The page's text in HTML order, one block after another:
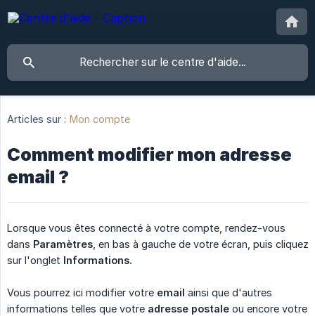
Articles sur : Mon compte
Comment modifier mon adresse
email ?
Lorsque vous êtes connecté à votre compte, rendez-vous
dans Paramètres , en bas à gauche de votre écran, puis cliquez
sur l'onglet Informations.
Vous pourrez ici modifier votre email ainsi que d'autres
informations telles que votre adresse postale ou encore votre